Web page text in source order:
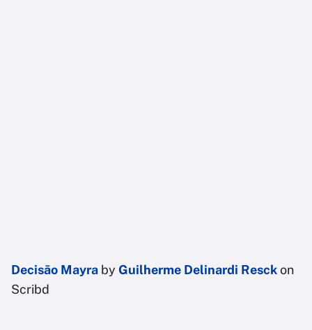
Decisão Mayra by Guilherme Delinardi Resckon
Scribd